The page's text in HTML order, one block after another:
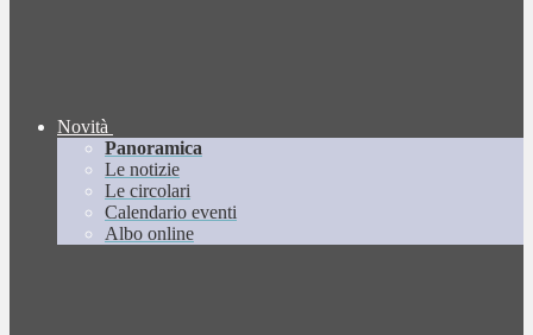
Novità
Panoramica
Le notizie
Le circolari
Calendario eventi
Albo online